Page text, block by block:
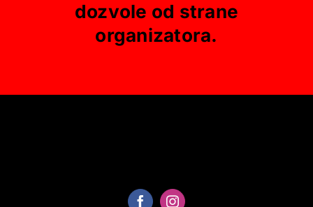
dozvole od strane
organizatora.